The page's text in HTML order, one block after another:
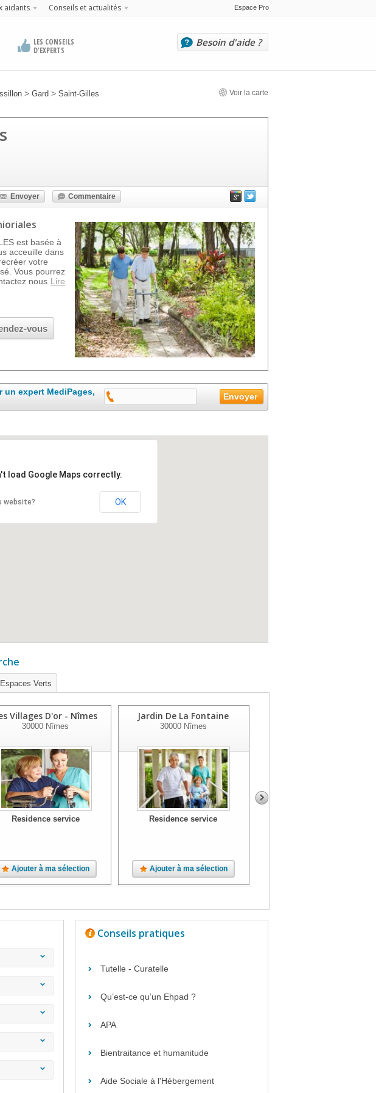
aidants Conseils et actualités Espace Pro
LES CONSEILS
D'EXPERTS
Besoin d'aide ?
> Gard > Saint-Gilles Voir la carte
Envoyer Commentaire
est basée à
acceuille dans
votre
Vous pourrez
nous Lire
vous
un expert MediPages,
load Google Maps correctly.
website? OK
Verts
Villages D'or - Nîmes
30000 Nîmes
Residence service
Ajouter à ma sélection
Jardin De La Fontaine
30000Nîmes
Residence service
Ajouter à ma sélection
Conseils pratiques
Tutelle - Curatelle
Qu’est-ce qu’un Ehpad ?
APA
Bientraitance et humanitude
Aide Sociale à l'Hébergement